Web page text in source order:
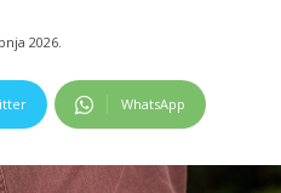
2026.
WhatsApp